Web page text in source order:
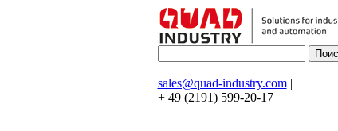
sales@quad-industry.com|
+ 49 (2191) 599-20-17